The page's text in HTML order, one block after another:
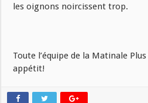
les oignons noircissent trop.
Toute l’équipe de la Matinale
appétit!